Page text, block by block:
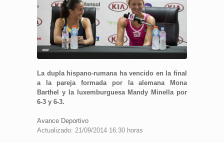
La dupla hispano-rumana ha vencido en la final
a la pareja formada por la alemana Mona
Barthel y la luxemburguesa Mandy Minella por
6-3 y 6-3.
Avance Deportivo
Actualizado: 21/09/2014 16:30 horas